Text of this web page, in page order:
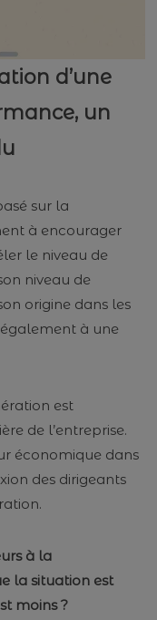
d’une
un
sur la
à encourager
le niveau de
niveau de
origine dans les
à une
est
de l’entreprise.
économique dans
des dirigeants
à la
la situation est
moins ?